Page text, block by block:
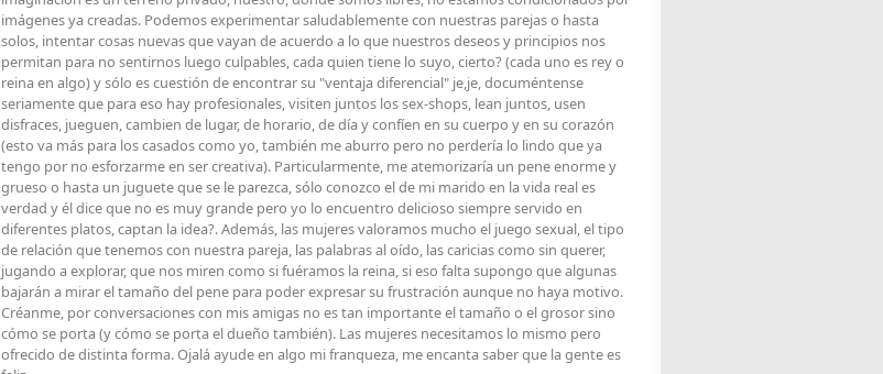
imágenes ya creadas. Podemos experimentar saludablemente con nuestras parejas o hasta
solos, intentar cosas nuevas que vayan de acuerdo a lo que nuestros deseos y principios nos
permitan para no sentirnos luego culpables, cada quien tiene lo suyo, cierto? (cada uno es rey o
reina en algo) y sólo es cuestión de encontrar su "ventaja diferencial" je,je, documéntense
seriamente que para eso hay profesionales, visiten juntos los sex-shops, lean juntos, usen
disfraces, jueguen, cambien de lugar, de horario, de día y confíen en su cuerpo y en su corazón
(esto va más para los casados como yo, también me aburro pero no perdería lo lindo que ya
tengo por no esforzarme en ser creativa). Particularmente, me atemorizaría un pene enorme y
grueso o hasta un juguete que se le parezca, sólo conozco el de mi marido en la vida real es
verdad y él dice que no es muy grande pero yo lo encuentro delicioso siempre servido en
diferentes platos, captan la idea?. Además, las mujeres valoramos mucho el juego sexual, el tipo
de relación que tenemos con nuestra pareja, las palabras al oído, las caricias como sin querer,
jugando a explorar, que nos miren como si fuéramos la reina, si eso falta supongo que algunas
bajarán a mirar el tamaño del pene para poder expresar su frustración aunque no haya motivo.
Créanme, por conversaciones con mis amigas no es tan importante el tamaño o el grosor sino
cómo se porta (y cómo se porta el dueño también). Las mujeres necesitamos lo mismo pero
ofrecido de distinta forma. Ojalá ayude en algo mi franqueza, me encanta saber que la gente es